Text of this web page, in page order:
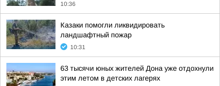
10:36
Казаки помогли ликвидировать
ландшафтный пожар
10:31
63 тысячи юных жителей Дона уже отдохнули
этим летом в детских лагерях